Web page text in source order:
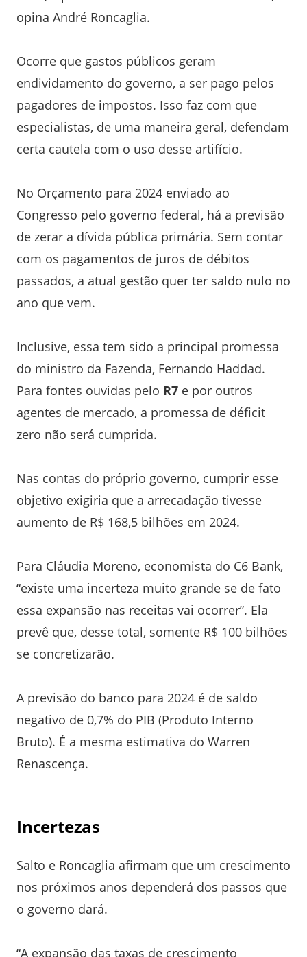
opina André Roncaglia.
Ocorre que gastos públicos geram
endividamento do governo, a ser pago pelos
pagadores de impostos. Isso faz com que
especialistas, de uma maneira geral, defendam
certa cautela com o uso desse artifício.
No Orçamento para 2024 enviado ao
Congresso pelo governo federal, há a previsão
de zerar a dívida pública primária. Sem contar
com os pagamentos de juros de débitos
passados, a atual gestão quer ter saldo nulo no
ano que vem.
Inclusive, essa tem sido a principal promessa
do ministro da Fazenda, Fernando Haddad.
Para fontes ouvidas pelo R7 e por outros
agentes de mercado, a promessa de déficit
zero não será cumprida.
Nas contas do próprio governo, cumprir esse
objetivo exigiria que a arrecadação tivesse
aumento de R$ 168,5 bilhões em 2024.
Para Cláudia Moreno, economista do C6 Bank,
“existe uma incerteza muito grande se de fato
essa expansão nas receitas vai ocorrer”. Ela
prevê que, desse total, somente R$ 100 bilhões
se concretizarão.
A previsão do banco para 2024 é de saldo
negativo de 0,7% do PIB (Produto Interno
Bruto). É a mesma estimativa do Warren
Renascença.
Incertezas
Salto e Roncaglia afirmam que um crescimento
nos próximos anos dependerá dos passos que
o governo dará.
“A expansão das taxas de crescimento